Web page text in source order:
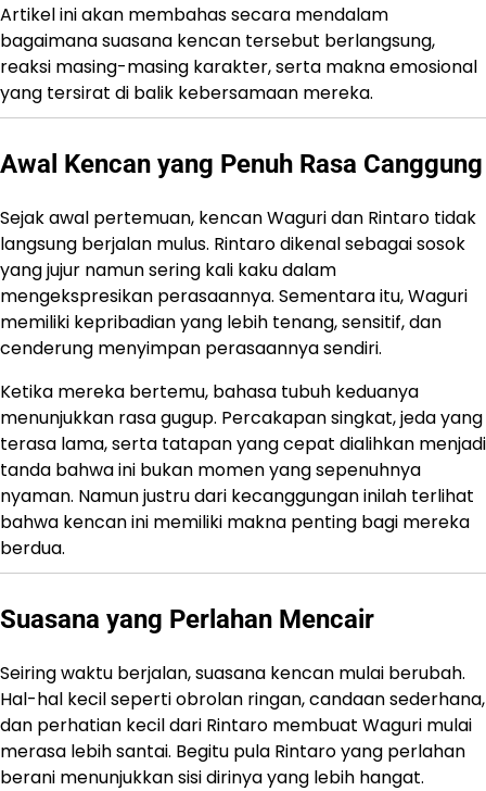
Artikel ini akan membahas secara mendalam
bagaimana suasana kencan tersebut berlangsung,
reaksi masing-masing karakter, serta makna emosional
yang tersirat di balik kebersamaan mereka.
Awal Kencan yang Penuh Rasa Canggung
Sejak awal pertemuan, kencan Waguri dan Rintaro tidak
langsung berjalan mulus. Rintaro dikenal sebagai sosok
yang jujur namun sering kali kaku dalam
mengekspresikan perasaannya. Sementara itu, Waguri
memiliki kepribadian yang lebih tenang, sensitif, dan
cenderung menyimpan perasaannya sendiri.
Ketika mereka bertemu, bahasa tubuh keduanya
menunjukkan rasa gugup. Percakapan singkat, jeda yang
terasa lama, serta tatapan yang cepat dialihkan menjadi
tanda bahwa ini bukan momen yang sepenuhnya
nyaman. Namun justru dari kecanggungan inilah terlihat
bahwa kencan ini memiliki makna penting bagi mereka
berdua.
Suasana yang Perlahan Mencair
Seiring waktu berjalan, suasana kencan mulai berubah.
Hal-hal kecil seperti obrolan ringan, candaan sederhana,
dan perhatian kecil dari Rintaro membuat Waguri mulai
merasa lebih santai. Begitu pula Rintaro yang perlahan
berani menunjukkan sisi dirinya yang lebih hangat.